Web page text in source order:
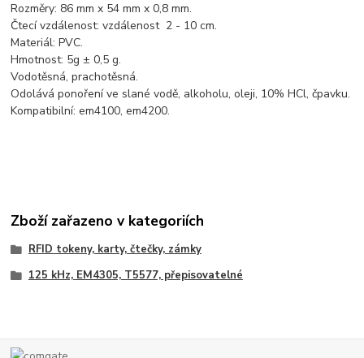
Rozměry: 86 mm x 54 mm x 0,8 mm.
Čtecí vzdálenost: vzdálenost 2 - 10 cm.
Materiál: PVC.
Hmotnost: 5g ± 0,5 g.
Vodotěsná, prachotěsná.
Odolává ponoření ve slané vodě, alkoholu, oleji, 10% HCl, čpavku.
Kompatibilní: em4100, em4200.
Zboží zařazeno v kategoriích
RFID tokeny, karty, čtečky, zámky
125 kHz, EM4305, T5577, přepisovatelné